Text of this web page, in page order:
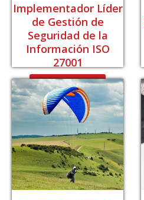
Implementador Líder
de Gestión de
Seguridad de la
Información ISO
27001
Explore more